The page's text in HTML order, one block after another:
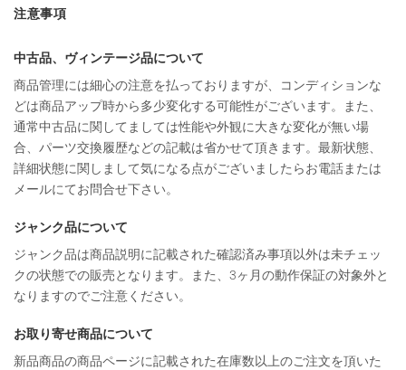
注意事項
中古品、ヴィンテージ品について
商品管理には細心の注意を払っておりますが、コンディションな
どは商品アップ時から多少変化する可能性がございます。また、
通常中古品に関してましては性能や外観に大きな変化が無い場
合、パーツ交換履歴などの記載は省かせて頂きます。最新状態、
詳細状態に関しまして気になる点がございましたらお電話または
メールにてお問合せ下さい。
ジャンク品について
ジャンク品は商品説明に記載された確認済み事項以外は未チェッ
クの状態での販売となります。また、3ヶ月の動作保証の対象外と
なりますのでご注意ください。
お取り寄せ商品について
新品商品の商品ページに記載された在庫数以上のご注文を頂いた